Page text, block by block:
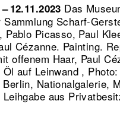
12.11.2023 Das
Scharf-
Pablo Picasso, Paul
Cézanne. Painting.
offenem Haar, Paul
Öl auf Leinwand ,
Nationalgalerie,
Leihgabe aus